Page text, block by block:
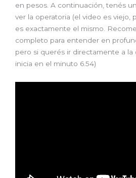
en pesos. A continuación, tenés
ver la operatoria (el video es viejo,
es exactamente el mismo.
completo para entender en
pero si querés ir directamente a
inicia en el minuto 6.54)